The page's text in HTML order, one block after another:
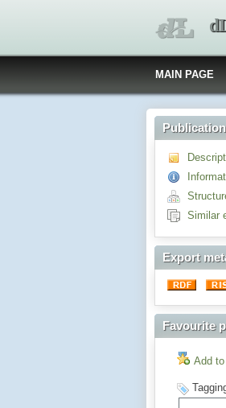
MAIN PAGE
Publication
Similar
Export
Favourite
Add